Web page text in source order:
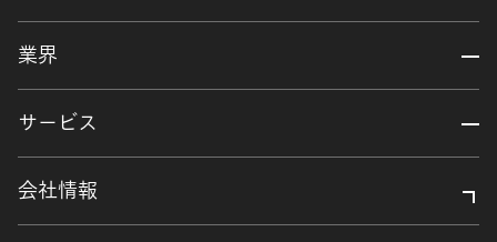
業界
サービス
会社情報